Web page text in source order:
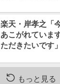
楽天・岸孝之「
あこがれていま
ただきたいです
もっと見る